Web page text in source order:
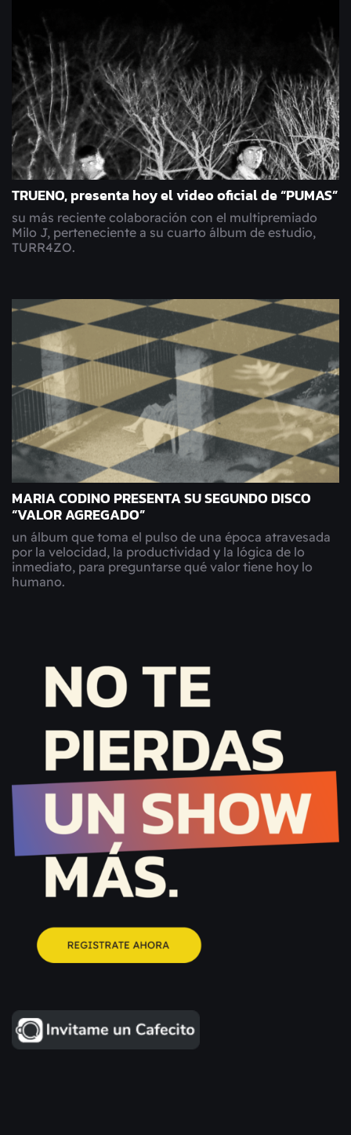
TRUENO, presenta hoy el video oficial de “PUMAS”
su más reciente colaboración con el multipremiado
Milo J, perteneciente a su cuarto álbum de estudio,
TURR4ZO.
MARIA CODINO PRESENTA SU SEGUNDO DISCO
“VALOR AGREGADO”
un álbum que toma el pulso de una época atravesada
por la velocidad, la productividad y la lógica de lo
inmediato, para preguntarse qué valor tiene hoy lo
humano.